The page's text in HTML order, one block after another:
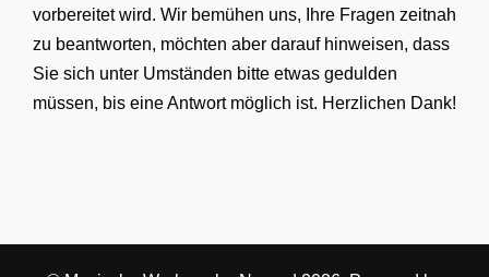
vorbereitet wird. Wir bemühen uns, Ihre Fragen zeitnah
zu beantworten, möchten aber darauf hinweisen, dass
Sie sich unter Umständen bitte etwas gedulden
müssen, bis eine Antwort möglich ist. Herzlichen Dank!